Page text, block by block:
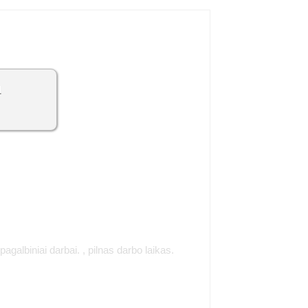
darbai. , pilnas darbo laikas.